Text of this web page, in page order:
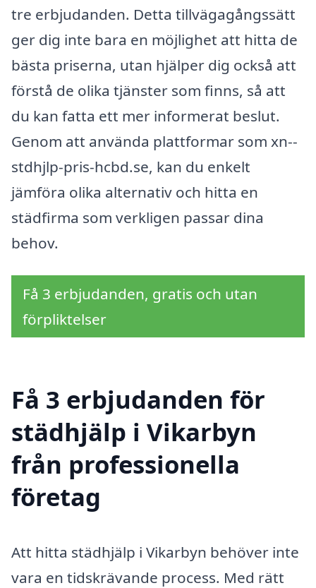
tre erbjudanden. Detta tillvägagångssätt
ger dig inte bara en möjlighet att hitta de
bästa priserna, utan hjälper dig också att
förstå de olika tjänster som finns, så att
du kan fatta ett mer informerat beslut.
Genom att använda plattformar som xn--
stdhjlp-pris-hcbd.se, kan du enkelt
jämföra olika alternativ och hitta en
städfirma som verkligen passar dina
behov.
Få 3 erbjudanden, gratis och utan
förpliktelser
Få 3 erbjudanden för
städhjälp i Vikarbyn
från professionella
företag
Att hitta städhjälp i Vikarbyn behöver inte
vara en tidskrävande process. Med rätt